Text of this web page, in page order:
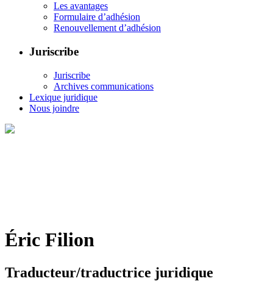
Les avantages
Formulaire d’adhésion
Renouvellement d’adhésion
Juriscribe
Juriscribe
Archives communications
Lexique juridique
Nous joindre
Éric Filion
Traducteur/traductrice juridique